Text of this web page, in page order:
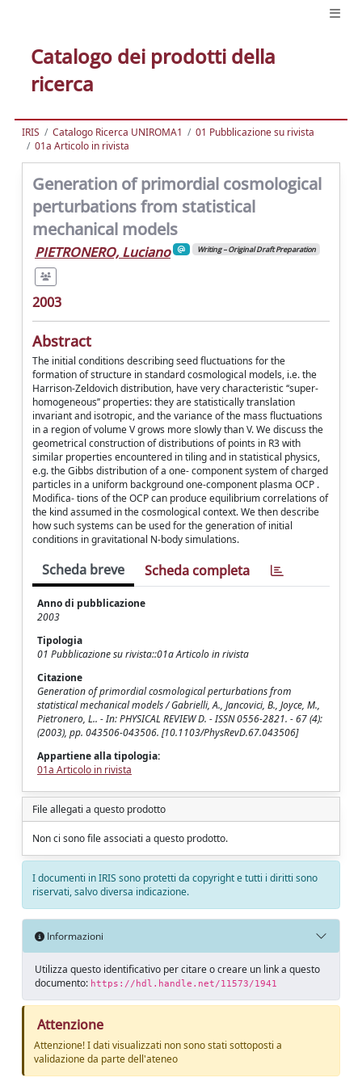
Catalogo dei prodotti della
ricerca
IRIS Catalogo Ricerca UNIROMA1
01 Pubblicazione su rivista
01a Articolo in rivista
Generation of primordial cosmological
perturbations from statistical
mechanical models
PIETRONERO, Luciano Writing – Original Draft Preparation
2003
Abstract
The initial conditions describing seed fluctuations for the
formation of structure in standard cosmological models, i.e. the
Harrison-Zeldovich distribution, have very characteristic ‘‘super-
homogeneous’’ properties: they are statistically translation
invariant and isotropic, and the variance of the mass fluctuations
in a region of volume V grows more slowly than V. We discuss the
geometrical construction of distributions of points in R3 with
similar properties encountered in tiling and in statistical physics,
e.g. the Gibbs distribution of a one- component system of charged
particles in a uniform background one-component plasma OCP .
Modifica- tions of the OCP can produce equilibrium correlations of
the kind assumed in the cosmological context. We then describe
how such systems can be used for the generation of initial
conditions in gravitational N-body simulations.
Scheda breve Scheda completa
Anno di pubblicazione
2003
Tipologia
01 Pubblicazione su rivista::01a Articolo in rivista
Citazione
Generation of primordial cosmological perturbations from
statistical mechanical models / Gabrielli, A., Jancovici, B., Joyce, M.,
Pietronero, L.. - In: PHYSICAL REVIEW D. - ISSN 0556-2821. - 67 (4):
(2003), pp. 043506-043506. [10.1103/PhysRevD.67.043506]
Appartiene alla tipologia:
01a Articolo in rivista
File allegati a questo prodotto
Non ci sono file associati a questo prodotto.
I documenti in IRIS sono protetti da copyright e tutti i diritti sono
riservati, salvo diversa indicazione.
Informazioni
Utilizza questo identificativo per citare o creare un link a questo
documento: https://hdl.handle.net/11573/1941
Attenzione
Attenzione! I dati visualizzati non sono stati sottoposti a
validazione da parte dell'ateneo